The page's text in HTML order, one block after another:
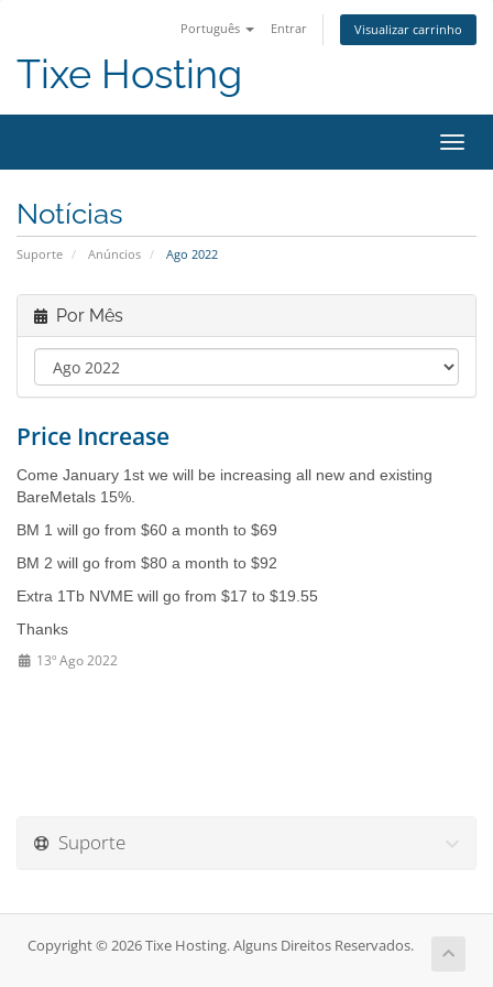
Português Entrar Visualizar carrinho
Tixe Hosting
Notícias
Suporte Anúncios Ago 2022
Por Mês
Price Increase
Come January 1st we will be increasing all new and existing
BareMetals 15%.
BM 1 will go from $60 a month to $69
BM 2 will go from $80 a month to $92
Extra 1Tb NVME will go from $17 to $19.55
Thanks
13º Ago 2022
Suporte
Copyright © 2026 Tixe Hosting. Alguns Direitos Reservados.